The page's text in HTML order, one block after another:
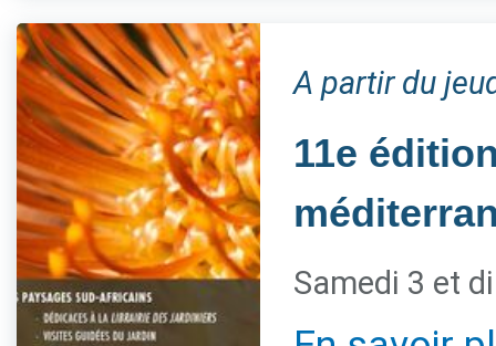
A partir du
11e
Samedi 3 et